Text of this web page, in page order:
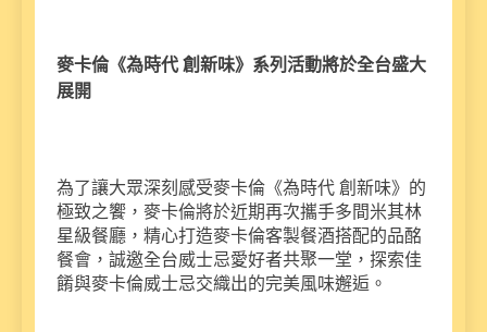
麥卡倫《為時代 創新味》系列活動將於全台盛大
展開
為了讓大眾深刻感受麥卡倫《為時代 創新味》的
極致之饗，麥卡倫將於近期再次攜手多間米其林
星級餐廳，精心打造麥卡倫客製餐酒搭配的品酩
餐會，誠邀全台威士忌愛好者共聚一堂，探索佳
餚與麥卡倫威士忌交織出的完美風味邂逅。